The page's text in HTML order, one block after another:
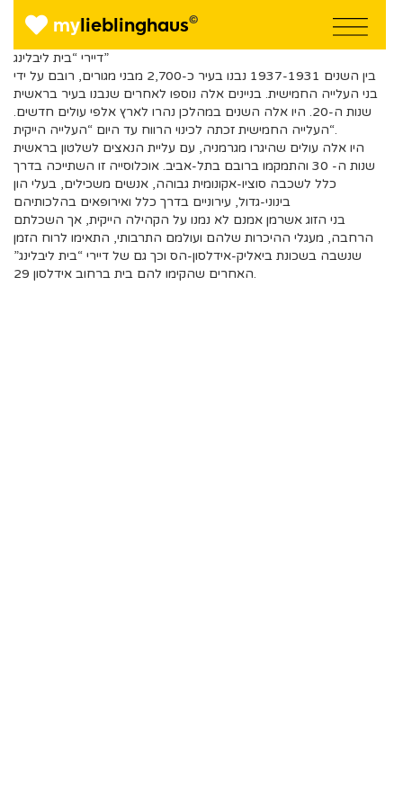
my lieblinghaus©
דיירי “בית ליבלינג”
בין השנים 1937-1931 נבנו בעיר כ-2,700 מבני מגורים, רובם על ידי
בני העלייה החמישית. בניינים אלה נוספו לאחרים שנבנו בעיר בראשית
שנות ה-20. היו אלה השנים במהלכן נהרו לארץ אלפי עולים חדשים.
העלייה החמישית זכתה לכינוי הרווח עד היום “העלייה הייקית“.
היו אלה עולים שהיגרו מגרמניה, עם עליית הנאצים לשלטון בראשית
שנות ה- 30 והתמקמו ברובם בתל-אביב. אוכלוסייה זו השתייכה בדרך
כלל לשכבה סוציו-אקונומית גבוהה, אנשים משכילים, בעלי הון
בינוני-גדול, עירוניים בדרך כלל ואירופאים בהלכותיהם
בני הזוג אשרמן אמנם לא נמנו על הקהילה הייקית, אך השכלתם
הרחבה, מעגלי ההיכרות שלהם ועולמם התרבותי, התאימו לרוח הזמן
שנשבה בשכונת ביאליק-אידלסון-הס וכך גם של דיירי “בית ליבלינג”
האחרים שהקימו להם בית ברחוב אידלסון 29.